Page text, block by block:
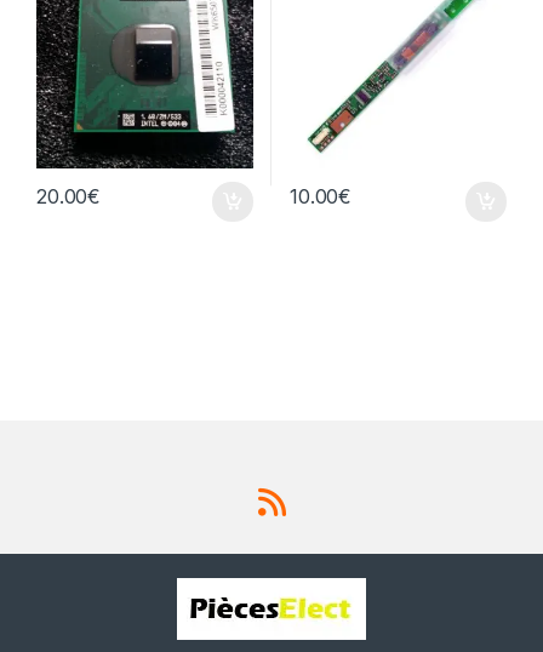
20.00€ 10.00€